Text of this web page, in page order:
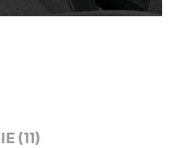
(11)